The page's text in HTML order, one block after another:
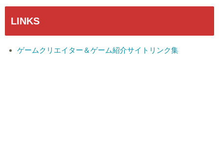
LINKS
ゲームクリエイター＆ゲーム紹介サイトリンク集